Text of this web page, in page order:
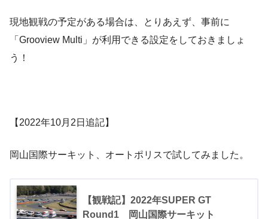
現地観戦の予定がある場合は、とりあえず、事前に
「Grooview Multi」が利用できる設定をしておきましょ
う！
【2022年10月2日追記】
岡山国際サーキット、オートポリスで試してみました。
【観戦記】2022年SUPER GT
Round1 岡山国際サーキット